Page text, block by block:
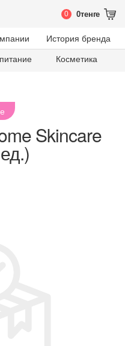
История бренда
0 0тенге
Косметика
Skincare